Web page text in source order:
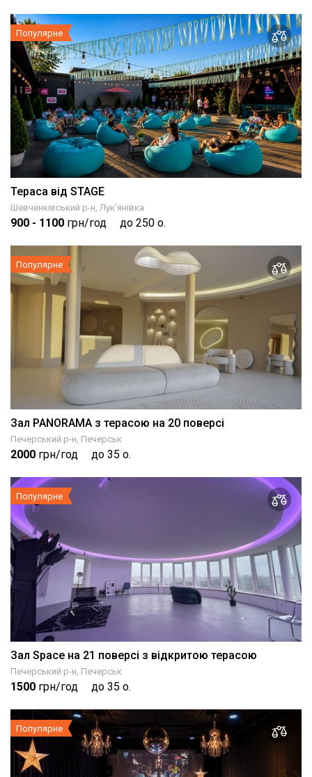
Популярне
Тераса від STAGE
Шевченківський р-н, Лук'янівка
900 - 1100 грн/год до 250 о.
Популярне
Зал PANORAMA з терасою на 20 поверсі
Печерський р-н, Печерськ
2000 грн/год до 35 о.
Популярне
Зал Space на 21 поверсі з відкритою терасою
Печерський р-н, Печерськ
1500 грн/год до 35 о.
Популярне